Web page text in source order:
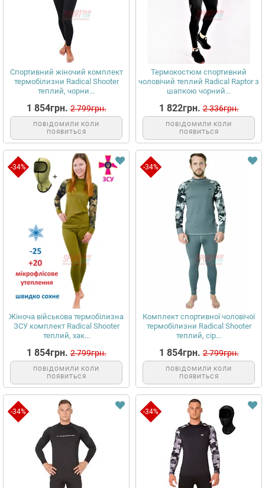
Спортивний жіночий комплект
термобілизни Radical Shooter
теплий, чорни...
1 854грн. 2 799грн.
ПОВІДОМИЛИ КОЛИ
ПОЯВИТЬСЯ
Термокостюм спортивний
чоловічий теплий Radical Raptor з
шапкою чорний...
1 822грн. 2 336грн.
ПОВІДОМИЛИ КОЛИ
ПОЯВИТЬСЯ
-34%
Жіноча військова термобілизна
ЗСУ комплект Radical Shooter
теплий, хак...
1 854грн. 2 799грн.
ПОВІДОМИЛИ КОЛИ
ПОЯВИТЬСЯ
-34%
Комплект спортивної чоловічої
термобілизни Radical Shooter
теплий, сір...
1 854грн. 2 799грн.
ПОВІДОМИЛИ КОЛИ
ПОЯВИТЬСЯ
-34% -34%